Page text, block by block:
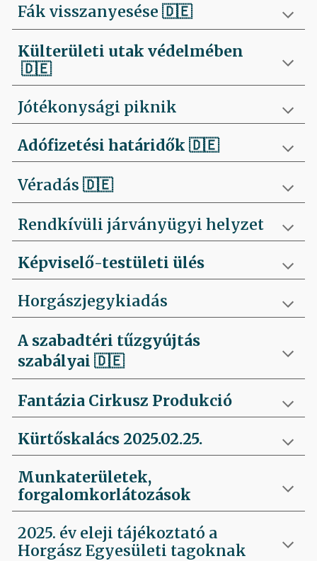
Fák visszanyesése🇩🇪
Külterületi utak védelmében
🇩🇪
Jótékonysági piknik
Adófizetési határidők🇩🇪
Véradás🇩🇪
Rendkívüli járványügyi helyzet
Képviselő-testületi ülés
Horgászjegykiadás
A szabadtéri tűzgyújtás
szabályai 🇩🇪
Fantázia Cirkusz Produkció
Kürtőskalács 2025.02.25.
Munkaterületek,
forgalomkorlátozások
2025. év eleji tájékoztató a
Horgász Egyesületi tagoknak